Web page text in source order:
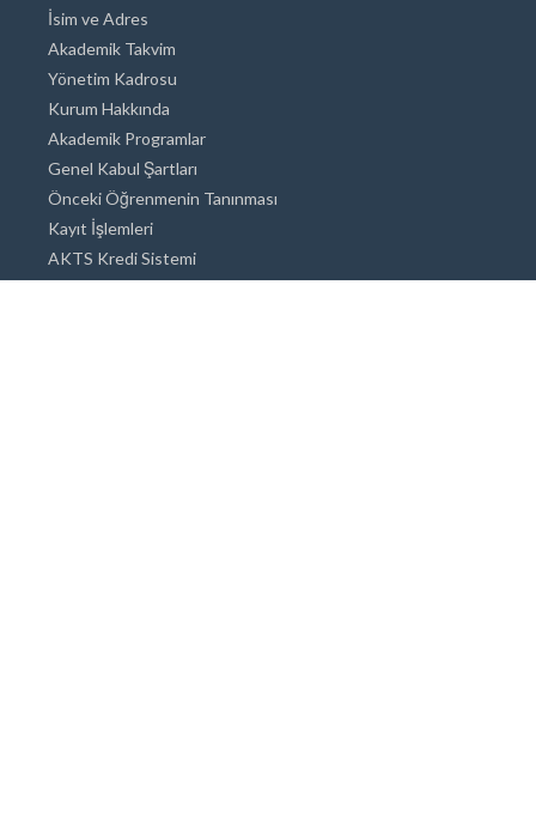
İsim ve Adres
Akademik Takvim
Yönetim Kadrosu
Kurum Hakkında
Akademik Programlar
Genel Kabul Şartları
Önceki Öğrenmenin Tanınması
Kayıt İşlemleri
AKTS Kredi Sistemi